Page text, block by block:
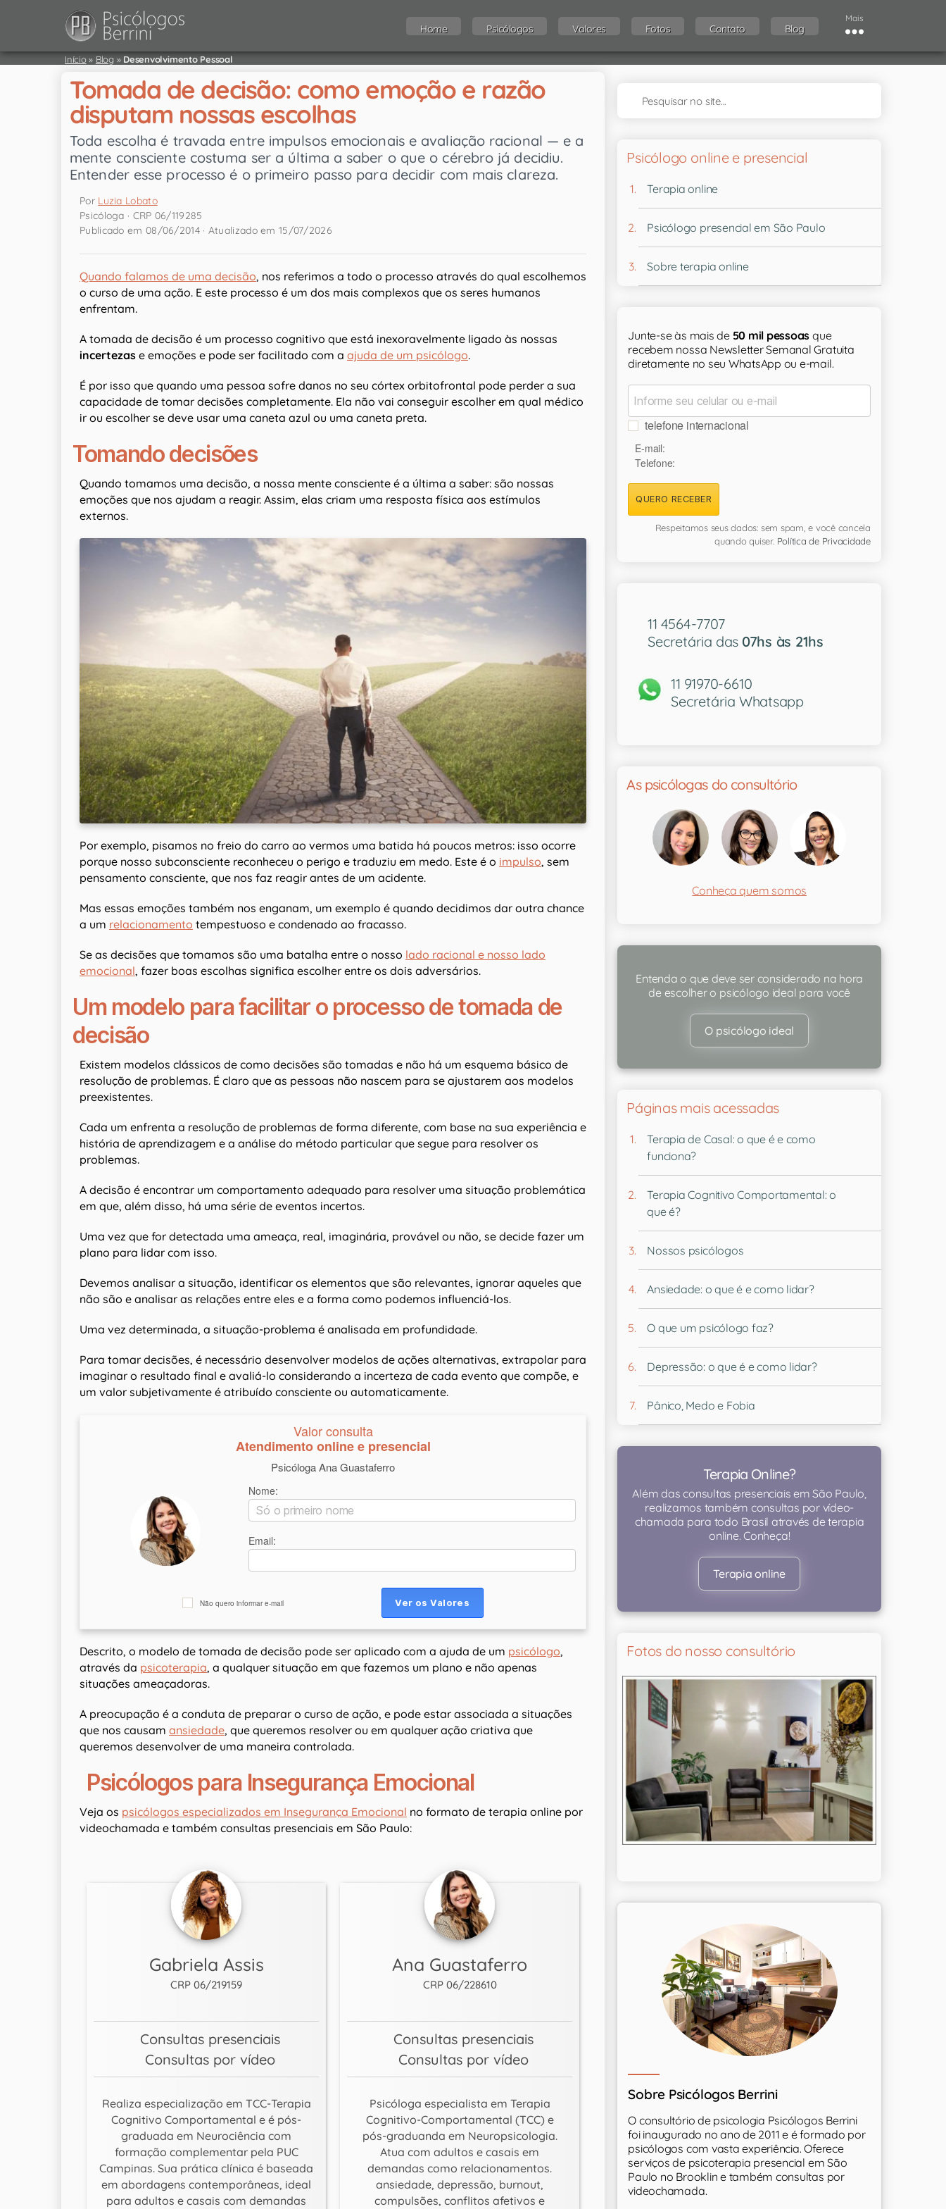
Home Psicólogos Valores Fotos Contato Blog
Mais
Início» Blog» Desenvolvimento Pessoal
Tomada de decisão: como emoção e razão
disputam nossas escolhas
Toda escolha é travada entre impulsos emocionais e avaliação racional — e a
mente consciente costuma ser a última a saber o que o cérebro já decidiu.
Entender esse processo é o primeiro passo para decidir com mais clareza.
Por Luzia Lobato
Psicóloga · CRP 06/119285
Publicado em 08/06/2014 · Atualizado em 15/07/2026
Quando falamos de uma decisão, nos referimos a todo o processo através do qual escolhemos
o curso de uma ação. E este processo é um dos mais complexos que os seres humanos
enfrentam.
A tomada de decisão é um processo cognitivo que está inexoravelmente ligado às nossas
incertezas e emoções e pode ser facilitado com a ajuda de um psicólogo.
É por isso que quando uma pessoa sofre danos no seu córtex orbitofrontal pode perder a sua
capacidade de tomar decisões completamente. Ela não vai conseguir escolher em qual médico
ir ou escolher se deve usar uma caneta azul ou uma caneta preta.
Tomando decisões
Quando tomamos uma decisão, a nossa mente consciente é a última a saber: são nossas
emoções que nos ajudam a reagir. Assim, elas criam uma resposta física aos estímulos
externos.
Por exemplo, pisamos no freio do carro ao vermos uma batida há poucos metros: isso ocorre
porque nosso subconsciente reconheceu o perigo e traduziu em medo. Este é o impulso, sem
pensamento consciente, que nos faz reagir antes de um acidente.
Mas essas emoções também nos enganam, um exemplo é quando decidimos dar outra chance
a um relacionamento tempestuoso e condenado ao fracasso.
Se as decisões que tomamos são uma batalha entre o nosso lado racional e nosso lado
emocional, fazer boas escolhas significa escolher entre os dois adversários.
Um modelo para facilitar o processo de tomada de
decisão
Existem modelos clássicos de como decisões são tomadas e não há um esquema básico de
resolução de problemas. É claro que as pessoas não nascem para se ajustarem aos modelos
preexistentes.
Cada um enfrenta a resolução de problemas de forma diferente, com base na sua experiência e
história de aprendizagem e a análise do método particular que segue para resolver os
problemas.
A decisão é encontrar um comportamento adequado para resolver uma situação problemática
em que, além disso, há uma série de eventos incertos.
Uma vez que for detectada uma ameaça, real, imaginária, provável ou não, se decide fazer um
plano para lidar com isso.
Devemos analisar a situação, identificar os elementos que são relevantes, ignorar aqueles que
não são e analisar as relações entre eles e a forma como podemos influenciá-los.
Uma vez determinada, a situação-problema é analisada ​​em profundidade.
Para tomar decisões, é necessário desenvolver modelos de ações alternativas, extrapolar para
imaginar o resultado final e avaliá-lo considerando a incerteza de cada evento que compõe, e
um valor subjetivamente é atribuído consciente ou automaticamente.
Valor consulta
Atendimento online e presencial
Psicóloga Ana Guastaferro
Nome:
Email:
Não quero informar e-mail
Descrito, o modelo de tomada de decisão pode ser aplicado com a ajuda de um psicólogo,
através da psicoterapia, a qualquer situação em que fazemos um plano e não apenas
situações ameaçadoras.
A preocupação é a conduta de preparar o curso de ação, e pode estar associada a situações
que nos causam ansiedade, que queremos resolver ou em qualquer ação criativa que
queremos desenvolver de uma maneira controlada.
Psicólogos para Insegurança Emocional
Veja os psicólogos especializados em Insegurança Emocional no formato de terapia online por
videochamada e também consultas presenciais em São Paulo:
Gabriela Assis
CRP 06/219159
Consultas presenciais
Consultas por vídeo
Realiza especialização em TCC-Terapia
Cognitivo Comportamental e é pós-
graduada em Neurociência com
formação complementar pela PUC
Campinas. Sua prática clínica é baseada
em abordagens contemporâneas, ideal
para adultos e casais com demandas
Ana Guastaferro
CRP 06/228610
Consultas presenciais
Consultas por vídeo
Psicóloga especialista em Terapia
Cognitivo-Comportamental (TCC) e
pós-graduanda em Neuropsicologia.
Atua com adultos e casais em
demandas como relacionamentos.
ansiedade, depressão, burnout,
compulsões, conflitos afetivos e
Psicólogo online e presencial
Terapia online
Psicólogo presencial em São Paulo
Sobre terapia online
Junte-se às mais de 50 mil pessoas que
recebem nossa Newsletter Semanal Gratuita
diretamente no seu WhatsApp ou e-mail.
telefone internacional
E-mail:
Telefone:
QUERO RECEBER
Respeitamos seus dados: sem spam, e você cancela
quando quiser. Política de Privacidade
11 4564-7707
Secretária das 07hs às 21hs
11 91970-6610
Secretária Whatsapp
As psicólogas do consultório
Conheça quem somos
Entenda o que deve ser considerado na hora
de escolher o psicólogo ideal para você
O psicólogo ideal
Páginas mais acessadas
Terapia de Casal: o que é e como
funciona?
Terapia Cognitivo Comportamental: o
que é?
Nossos psicólogos
Ansiedade: o que é e como lidar?
O que um psicólogo faz?
Depressão: o que é e como lidar?
Pânico, Medo e Fobia
Terapia Online?
Além das consultas presenciais em São Paulo,
realizamos também consultas por vídeo-
chamada para todo Brasil através de terapia
online. Conheça!
Terapia online
Fotos do nosso consultório
Sobre Psicólogos Berrini
O consultório de psicologia Psicólogos Berrini
foi inaugurado no ano de 2011 e é formado por
psicólogos com vasta experiência. Oferece
serviços de psicoterapia presencial em São
Paulo no Brooklin e também consultas por
videochamada.